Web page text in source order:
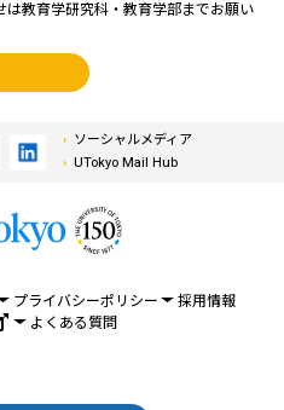
は教育学研究科・教育学部までお願い
ソーシャルメディア
UTokyo Mail Hub
プライバシーポリシー
採用情報
よくある質問